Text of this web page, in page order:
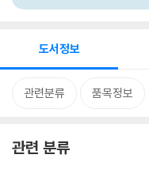
도서정보
관련분류 품목정보
관련 분류